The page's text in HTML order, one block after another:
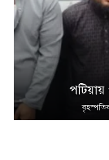
পটিয়ায়